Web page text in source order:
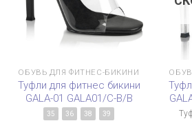
ОБУВЬ ДЛЯ ФИТНЕС-БИКИНИ
Туфли для фитнес бикини
GALA-01 GALA01/C-B/B
35 36 38 39